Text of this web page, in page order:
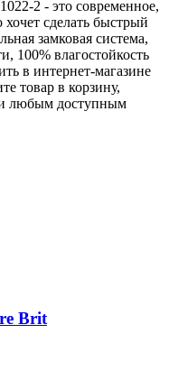
2 - это современное,
сделать быстрый
замковая система,
100% влагостойкость
в интернет-магазине
товар в корзину,
любым доступным
Brit